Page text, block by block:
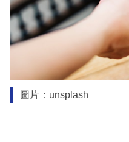
圖片：unsplash